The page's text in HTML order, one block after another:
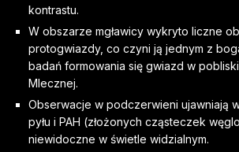
kontrastu.
W obszarze mgławicy wykryto liczne
protogwiazdy, co czyni ją jednym z
badań formowania się gwiazd w
Mlecznej.
Obserwacje w podczerwieni ujawniają
pyłu i PAH (złożonych cząsteczek
niewidoczne w świetle widzialnym.